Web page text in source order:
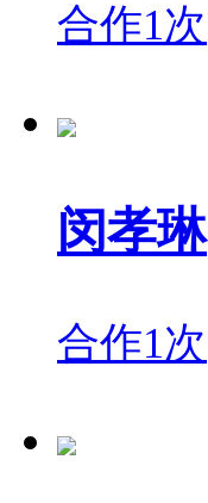
合作1次
闵孝琳
合作1次